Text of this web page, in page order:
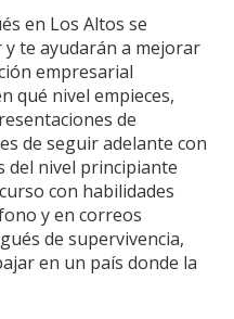
en Los Altos se
te ayudarán a mejorar
empresarial
qué nivel empieces,
de
de seguir adelante con
del nivel principiante
con habilidades
y en correos
de supervivencia,
en un país donde la